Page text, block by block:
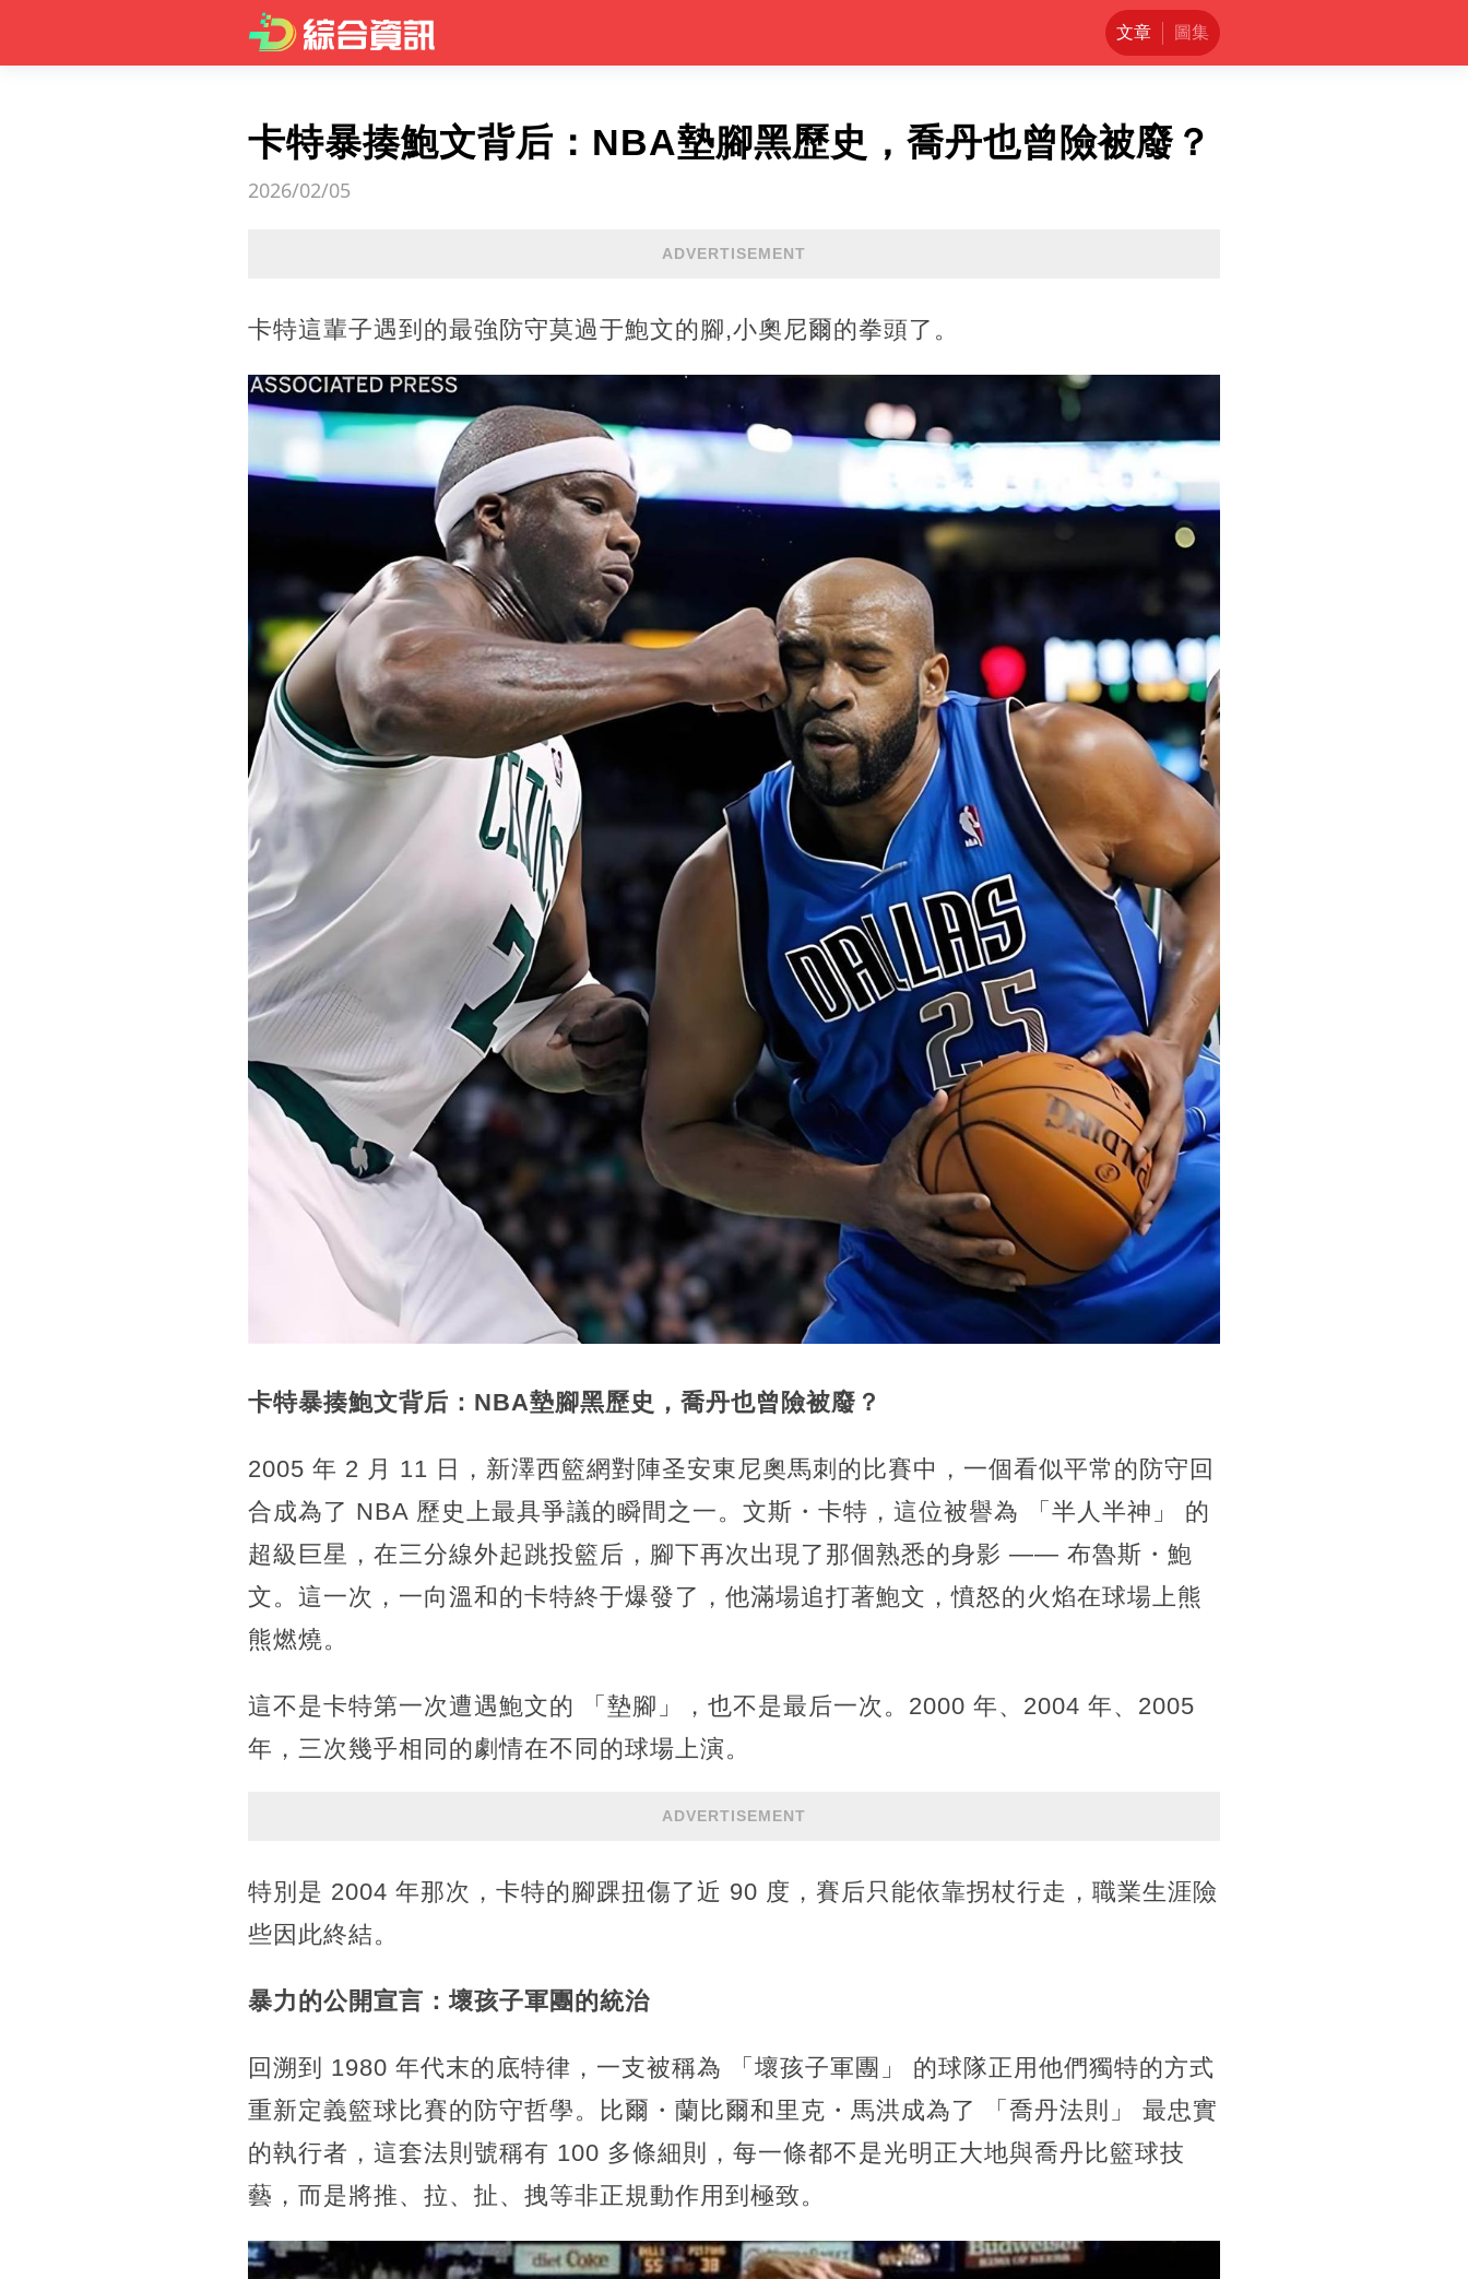
文章 圖集
卡特暴揍鮑文背后：NBA墊腳黑歷史，喬丹也曾險被廢？
2026/02/05
ADVERTISEMENT
卡特這輩子遇到的最強防守莫過于鮑文的腳,小奧尼爾的拳頭了。
卡特暴揍鮑文背后：NBA墊腳黑歷史，喬丹也曾險被廢？
2005 年 2 月 11 日，新澤西籃網對陣圣安東尼奧馬刺的比賽中，一個看似平常的防守回
合成為了 NBA 歷史上最具爭議的瞬間之一。文斯・卡特，這位被譽為 「半人半神」 的
超級巨星，在三分線外起跳投籃后，腳下再次出現了那個熟悉的身影 —— 布魯斯・鮑
文。這一次，一向溫和的卡特終于爆發了，他滿場追打著鮑文，憤怒的火焰在球場上熊
熊燃燒。
這不是卡特第一次遭遇鮑文的 「墊腳」，也不是最后一次。2000 年、2004 年、2005
年，三次幾乎相同的劇情在不同的球場上演。
ADVERTISEMENT
特別是 2004 年那次，卡特的腳踝扭傷了近 90 度，賽后只能依靠拐杖行走，職業生涯險
些因此終結。
暴力的公開宣言：壞孩子軍團的統治
回溯到 1980 年代末的底特律，一支被稱為 「壞孩子軍團」 的球隊正用他們獨特的方式
重新定義籃球比賽的防守哲學。比爾・蘭比爾和里克・馬洪成為了 「喬丹法則」 最忠實
的執行者，這套法則號稱有 100 多條細則，每一條都不是光明正大地與喬丹比籃球技
藝，而是將推、拉、扯、拽等非正規動作用到極致。